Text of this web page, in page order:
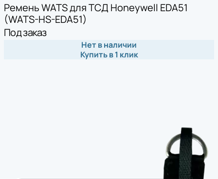
Ремень WATS для ТСД Honeywell EDA51
(WATS-HS-EDA51)
Под заказ
Нет в наличии
Купить в 1 клик